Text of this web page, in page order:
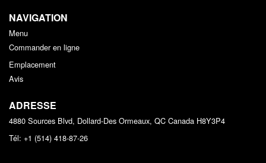
NAVIGATION
Menu
Commander en ligne
Emplacement
Avis
ADRESSE
4880 Sources Blvd, Dollard-Des Ormeaux, QC Canada H8Y3P4
Tél: +1 (514) 418-87-26